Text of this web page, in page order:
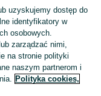
Zobacz
uzyskujemy dostęp do
identyfikatory w
osobowych.
zarządzać nimi,
na stronie polityki
naszym partnerom i
Polityka cookies,